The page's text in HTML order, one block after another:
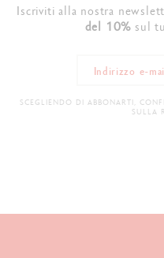
Iscriviti alla nostra
del 10% sul
SCEGLIENDO DI ABBONARTI,
SULLA